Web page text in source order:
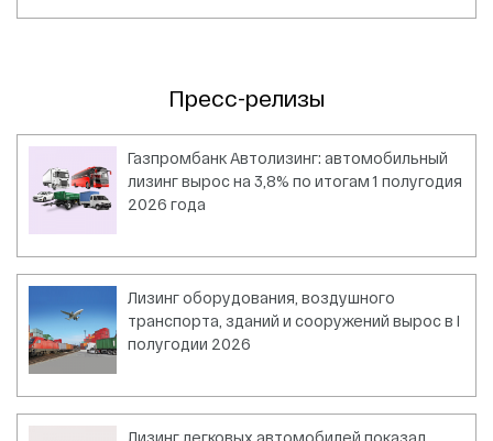
Пресс-релизы
Газпромбанк Автолизинг: автомобильный
лизинг вырос на 3,8% по итогам 1 полугодия
2026 года
Лизинг оборудования, воздушного
транспорта, зданий и сооружений вырос в I
полугодии 2026
Лизинг легковых автомобилей показал